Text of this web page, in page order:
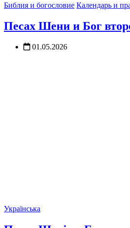
Библия и богословие Календарь и
Песах Шени и Бог
01.05.2026
Українська